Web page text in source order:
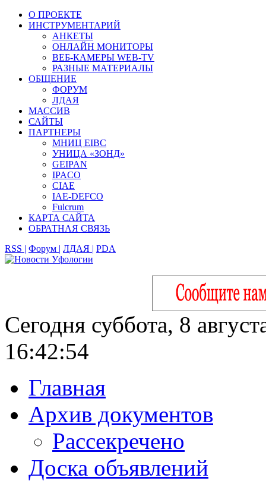
О ПРОЕКТЕ
ИНСТРУМЕНТАРИЙ
АНКЕТЫ
ОНЛАЙН МОНИТОРЫ
ВЕБ-КАМЕРЫ WEB-TV
РАЗНЫЕ МАТЕРИАЛЫ
ОБЩЕНИЕ
ФОРУМ
ЛДАЯ
МАССИВ
САЙТЫ
ПАРТНЕРЫ
МНИЦ EIBC
УНИЦА «ЗОНД»
GEIPAN
IPACO
CIAE
IAE-DEFCO
Fulcrum
КАРТА САЙТА
ОБРАТНАЯ СВЯЗЬ
RSS | Форум | ЛДАЯ | PDA
Сегодня суббота, 8
16:42:55
Главная
Архив документов
Рассекречено
Доска объявлений